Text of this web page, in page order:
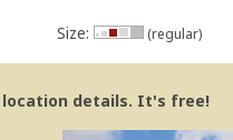
Size: (regular)
location details. It's free!